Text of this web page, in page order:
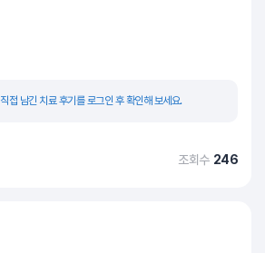
접 남긴 치료 후기를 로그인 후 확인해 보세요.
조회수 246